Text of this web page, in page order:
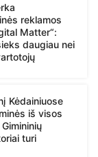
reklamos
Matter“:
daugiau nei
Kėdainiuose
iš visos
turi